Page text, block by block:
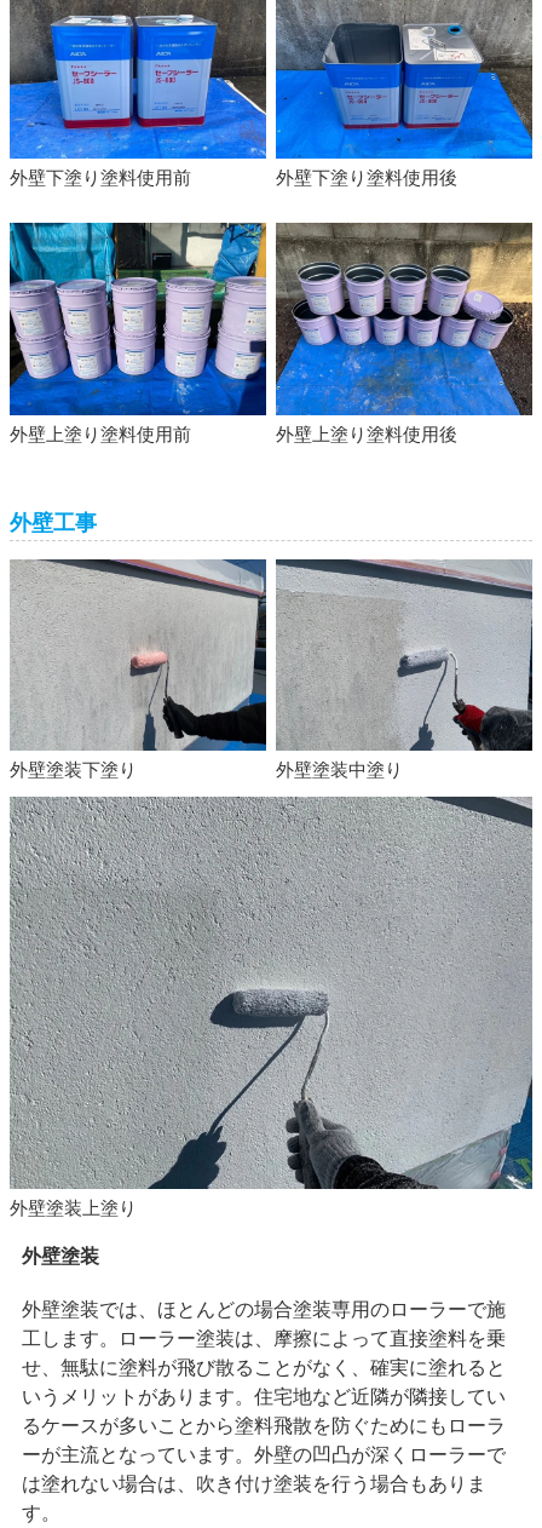
外壁下塗り塗料使用前 外壁下塗り塗料使用後
外壁上塗り塗料使用前 外壁上塗り塗料使用後
外壁工事
外壁塗装下塗り 外壁塗装中塗り
外壁塗装上塗り
外壁塗装
外壁塗装では、ほとんどの場合塗装専用のローラーで施
工します。ローラー塗装は、摩擦によって直接塗料を乗
せ、無駄に塗料が飛び散ることがなく、確実に塗れると
いうメリットがあります。住宅地など近隣が隣接してい
るケースが多いことから塗料飛散を防ぐためにもローラ
ーが主流となっています。外壁の凹凸が深くローラーで
は塗れない場合は、吹き付け塗装を行う場合もありま
す。